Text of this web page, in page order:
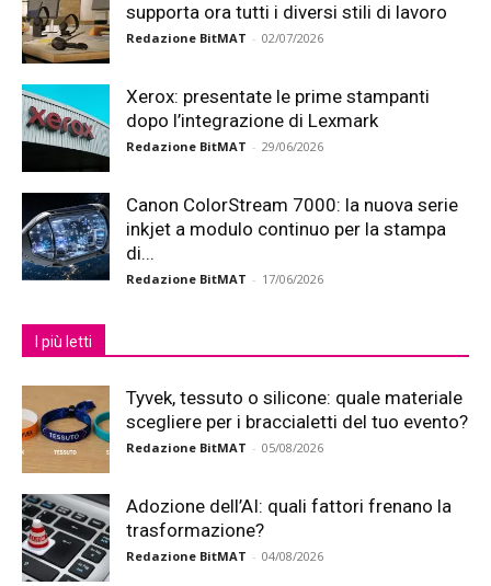
supporta ora tutti i diversi stili di lavoro
Redazione BitMAT - 02/07/2026
Xerox: presentate le prime stampanti
dopo l’integrazione di Lexmark
Redazione BitMAT - 29/06/2026
Canon ColorStream 7000: la nuova serie
inkjet a modulo continuo per la stampa
di...
Redazione BitMAT - 17/06/2026
I più letti
Tyvek, tessuto o silicone: quale materiale
scegliere per i braccialetti del tuo evento?
Redazione BitMAT - 05/08/2026
Adozione dell’AI: quali fattori frenano la
trasformazione?
Redazione BitMAT - 04/08/2026